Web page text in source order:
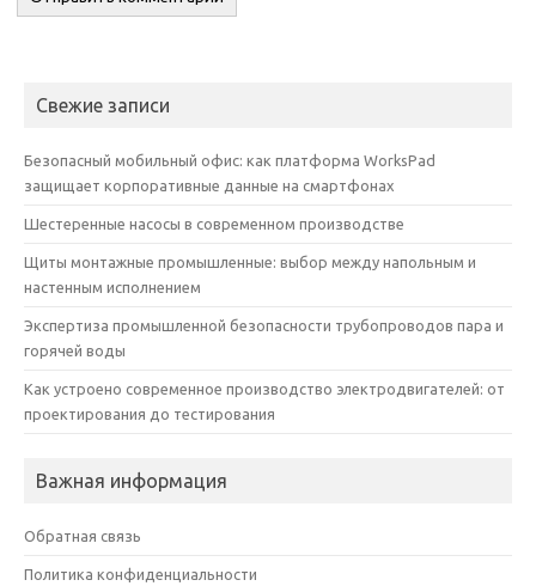
Свежие записи
Безопасный мобильный офис: как платформа WorksPad
защищает корпоративные данные на смартфонах
Шестеренные насосы в современном производстве
Щиты монтажные промышленные: выбор между напольным и
настенным исполнением
Экспертиза промышленной безопасности трубопроводов пара и
горячей воды
Как устроено современное производство электродвигателей: от
проектирования до тестирования
Важная информация
Обратная связь
Политика конфиденциальности